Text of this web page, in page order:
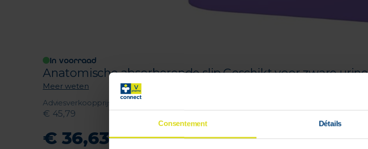
Consentement Détails
In voorraad
Anatomische absorberende slip.Geschikt voor zware
Meer weten
Adviesverkoopprijs
€ 45,79
€ 36,63